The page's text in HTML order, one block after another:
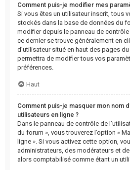
Comment puis-je modifier mes
Si vous êtes un utilisateur inscrit, tous
stockés dans la base de données du
modifier depuis le panneau de contrôle
ce dernier se trouve généralement en
d’utilisateur situé en haut des pages
permettra de modifier tous vos
préférences.
Haut
Comment puis-je masquer mon nom
utilisateurs en ligne ?
Dans le panneau de contrôle de
du forum », vous trouverez l’option «
ligne ». Si vous activez cette option,
administrateurs, des modérateurs et
alors comptabilisé comme étant un